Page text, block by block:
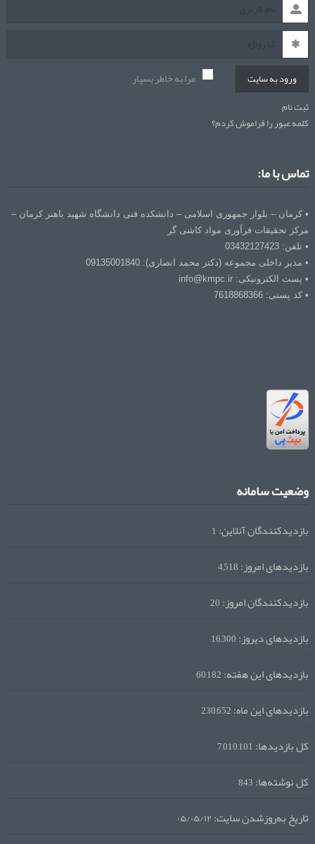
ورود به سایت مرا به خاطر بسپار
ثبت نام
کلمه عبور را فراموش کردم؟
تماس با ما:
• کرمان – بلوار جمهوری اسلامی – دانشکده فنی دانشگاه شهید باهنر کرمان –
مرکز تحقیقات فرآوری مواد کاشی گر
• تلفن: 03432127423
• مدیر داخلی مجموعه (دکتر محمد انصاری): 09135001840
• پست الکترونیکی: info@kmpc.ir
• کد پستی: 7618868366
وضعیت سامانه
بازدیدکنندگان آنلاین:1
بازدیدهای امروز:4,518
بازدیدکنندگان امروز:20
بازدیدهای دیروز:16,300
بازدیدهای این هفته:60,182
بازدیدهای این ماه:230,652
کل بازدیدها:7,010,101
کل نوشته‌ها:843
تاریخ به‌روزشدن سایت:۰۵/۰۵/۱۲